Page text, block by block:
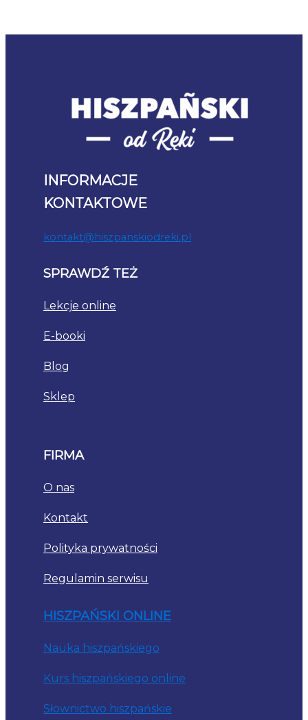
INFORMACJE
KONTAKTOWE
kontakt@hiszpanskiodreki.pl
SPRAWDŹ TEŻ
Lekcje online
E-booki
Blog
Sklep
FIRMA
O nas
Kontakt
Polityka prywatności
Regulamin serwisu
HISZPAŃSKI ONLINE
Nauka hiszpańskiego
Kurs hiszpańskiego online
Słownictwo hiszpańskie